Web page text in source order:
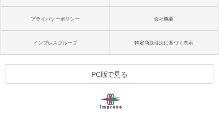
プライバシーポリシー 会社概要
インプレスグループ 特定商取引法に基づく表示
PC版で見る